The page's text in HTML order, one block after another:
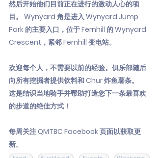
然后开始他们目前正在进行的激动人心的项
目。 Wynyard 角是进入 Wynyard Jump
Park 的主要入口，位于 Fernhill 的 Wynyard
Crescent，紧邻 Fernhill 变电站。
欢迎每个人，不需要以前的经验。俱乐部随后
向所有挖掘者提供饮料和 Chur 炸鱼薯条。
这是结识当地骑手并帮助打造您下一条最喜欢
的步道的绝佳方式！
每周关注 QMTBC Facebook 页面以获取更
新。